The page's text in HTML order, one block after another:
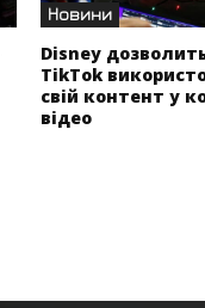
Новини
Disney
TikTok
свій контент у
відео